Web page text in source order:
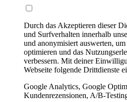
Durch das Akzeptieren dieser
und Surfverhalten innerhalb
und anonymisiert auswerten, um
optimieren und das
verbessern. Mit deiner
Webseite folgende Drittdienste
Google Analytics, Google
Kundenrezensionen, A/B-